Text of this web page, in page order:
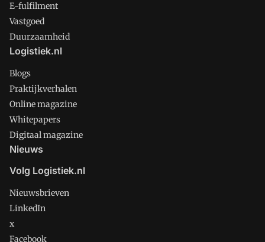
E-fulfilment
Vastgoed
Duurzaamheid
Logistiek.nl
Blogs
Praktijkverhalen
Online magazine
Whitepapers
Digitaal magazine
Nieuws
Volg Logistiek.nl
Nieuwsbrieven
LinkedIn
x
Facebook